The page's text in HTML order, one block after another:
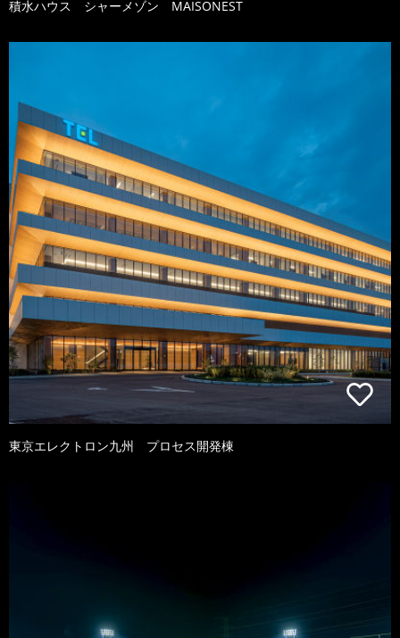
積水ハウス シャーメゾン MAISONEST
東京エレクトロン九州 プロセス開発棟